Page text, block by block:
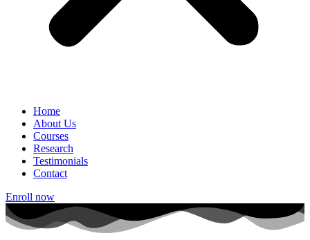
Home
About Us
Courses
Research
Testimonials
Contact
Enroll now